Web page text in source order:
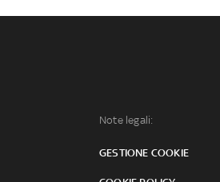
Note legali:
GESTIONE COOKIE